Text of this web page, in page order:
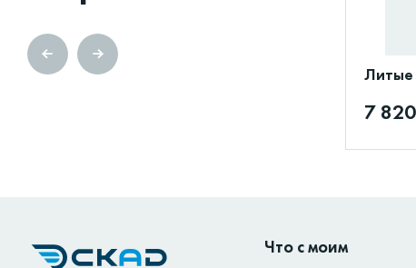
Литые
7
Что с моим